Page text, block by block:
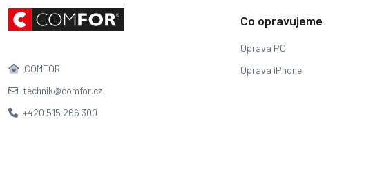
COMFOR
technik@comfor.cz
+420 515 266 300
Co opravujeme
Oprava PC
Oprava iPhone